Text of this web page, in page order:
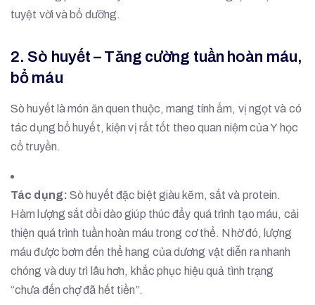
tuyệt vời và bổ dưỡng.
2. Sò huyết – Tăng cường tuần hoàn máu,
bổ máu
Sò huyết là món ăn quen thuộc, mang tính ấm, vị ngọt và có
tác dụng bổ huyết, kiện vị rất tốt theo quan niệm của Y học
cổ truyền.
Tác dụng: Sò huyết đặc biệt giàu kẽm, sắt và protein.
Hàm lượng sắt dồi dào giúp thúc đẩy quá trình tạo máu, cải
thiện quá trình tuần hoàn máu trong cơ thể. Nhờ đó, lượng
máu được bơm đến thể hang của dương vật diễn ra nhanh
chóng và duy trì lâu hơn, khắc phục hiệu quả tình trạng
“chưa đến chợ đã hết tiền”.